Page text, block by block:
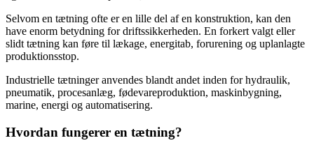
Selvom en tætning ofte er en lille del af en konstruktion, kan den
have enorm betydning for driftssikkerheden. En forkert valgt eller
slidt tætning kan føre til lækage, energitab, forurening og uplanlagte
produktionsstop.
Industrielle tætninger anvendes blandt andet inden for hydraulik,
pneumatik, procesanlæg, fødevareproduktion, maskinbygning,
marine, energi og automatisering.
Hvordan fungerer en tætning?